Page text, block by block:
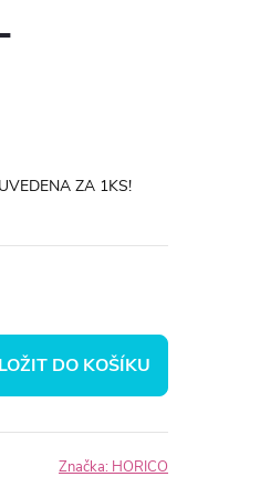
ZA 1KS!
DO KOŠÍKU
Značka: HORICO